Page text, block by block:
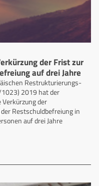
der Frist zur
auf drei Jahre
Restrukturierungs-
2019 hat der
der
Restschuldbefreiung in
auf drei Jahre